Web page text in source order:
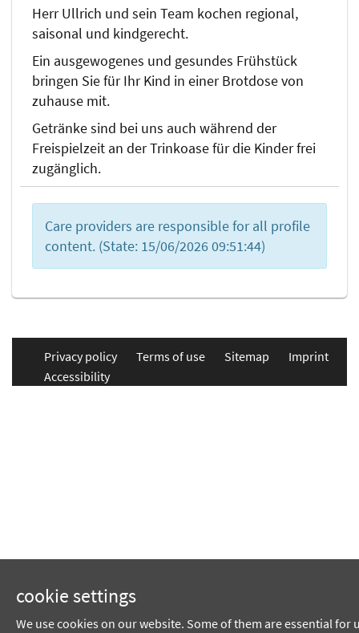
Herr Ullrich und sein Team kochen regional,
saisonal und kindgerecht.
Ein ausgewogenes und gesundes Frühstück
bringen Sie für Ihr Kind in einer Brotdose von
zuhause mit.
Getränke sind bei uns auch während der
Freispielzeit an der Trinkoase für die Kinder frei
zugänglich.
Care providers are responsible for all profile
content. (State: 15/06/2026 09:51:44)
Privacy policy Terms of use Sitemap
Imprint
Accessibility
cookie settings
We use cookies on our website. Some of them are essential for